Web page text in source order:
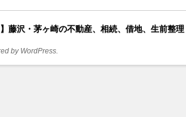
】藤沢・茅ヶ崎の不動産、相続、借地、生前整理
by WordPress.